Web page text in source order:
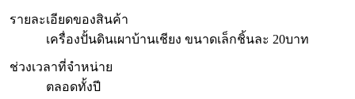
รายละเอียดของสินค้า
เครื่องปั้นดินเผาบ้านเชียง ขนาดเล็กชิ้นละ 20บาท
ช่วงเวลาที่จำหน่าย
ตลอดทั้งปี